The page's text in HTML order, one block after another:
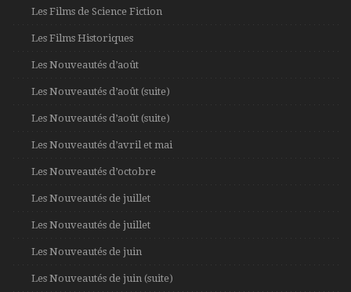
Les Films de Science Fiction
Les Films Historiques
Les Nouveautés d’août
Les Nouveautés d’août (suite)
Les Nouveautés d’août (suite)
Les Nouveautés d’avril et mai
Les Nouveautés d’octobre
Les Nouveautés de juillet
Les Nouveautés de juillet
Les Nouveautés de juin
Les Nouveautés de juin (suite)